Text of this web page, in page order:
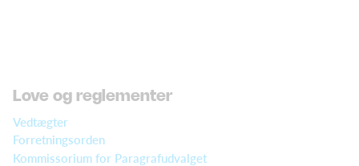
Love og reglementer
Vedtægter
Forretningsorden
Kommissorium for Paragrafudvalget